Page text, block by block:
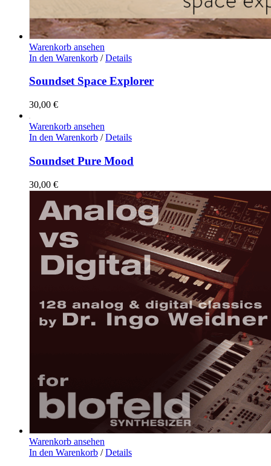
Warenkorb ansehen
In den Warenkorb / Details
Soundset Space Explorer
30,00 €
Warenkorb ansehen
In den Warenkorb / Details
Soundset Pure Mood
30,00 €
Warenkorb ansehen
In den Warenkorb / Details